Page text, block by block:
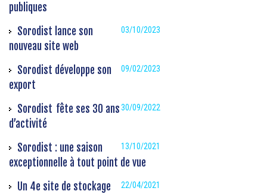
publiques
03/10/2023
Sorodist lance son
nouveau site web
09/02/2023
Sorodist développe son
export
30/09/2022
Sorodist fête ses 30 ans
d’activité
13/10/2021
Sorodist : une saison
exceptionnelle à tout point de vue
22/04/2021
Un 4e site de stockage